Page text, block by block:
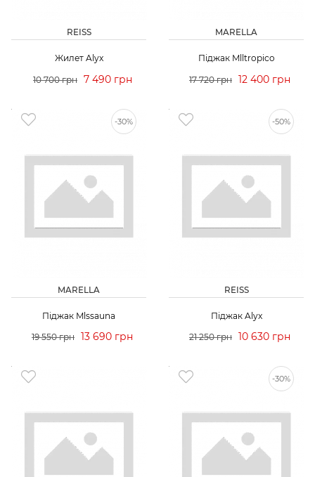
REISS
Жилет Alyx
10 700 грн 7 490 грн
MARELLA
Піджак Mlltropico
17 720 грн 12 400 грн
-30%
MARELLA
Піджак Mlssauna
19 550 грн 13 690 грн
-50%
REISS
Піджак Alyx
21 250 грн 10 630 грн
-30%